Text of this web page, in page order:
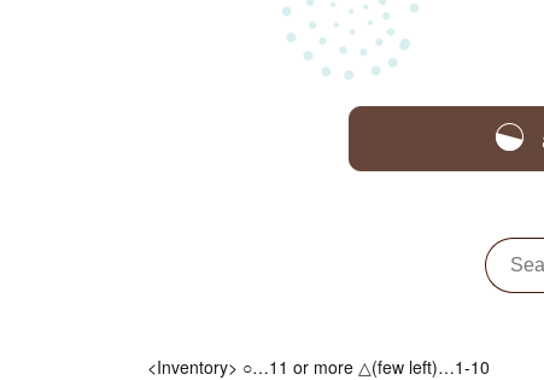
<Inventory> ○…11 or more △(few left)…1-10